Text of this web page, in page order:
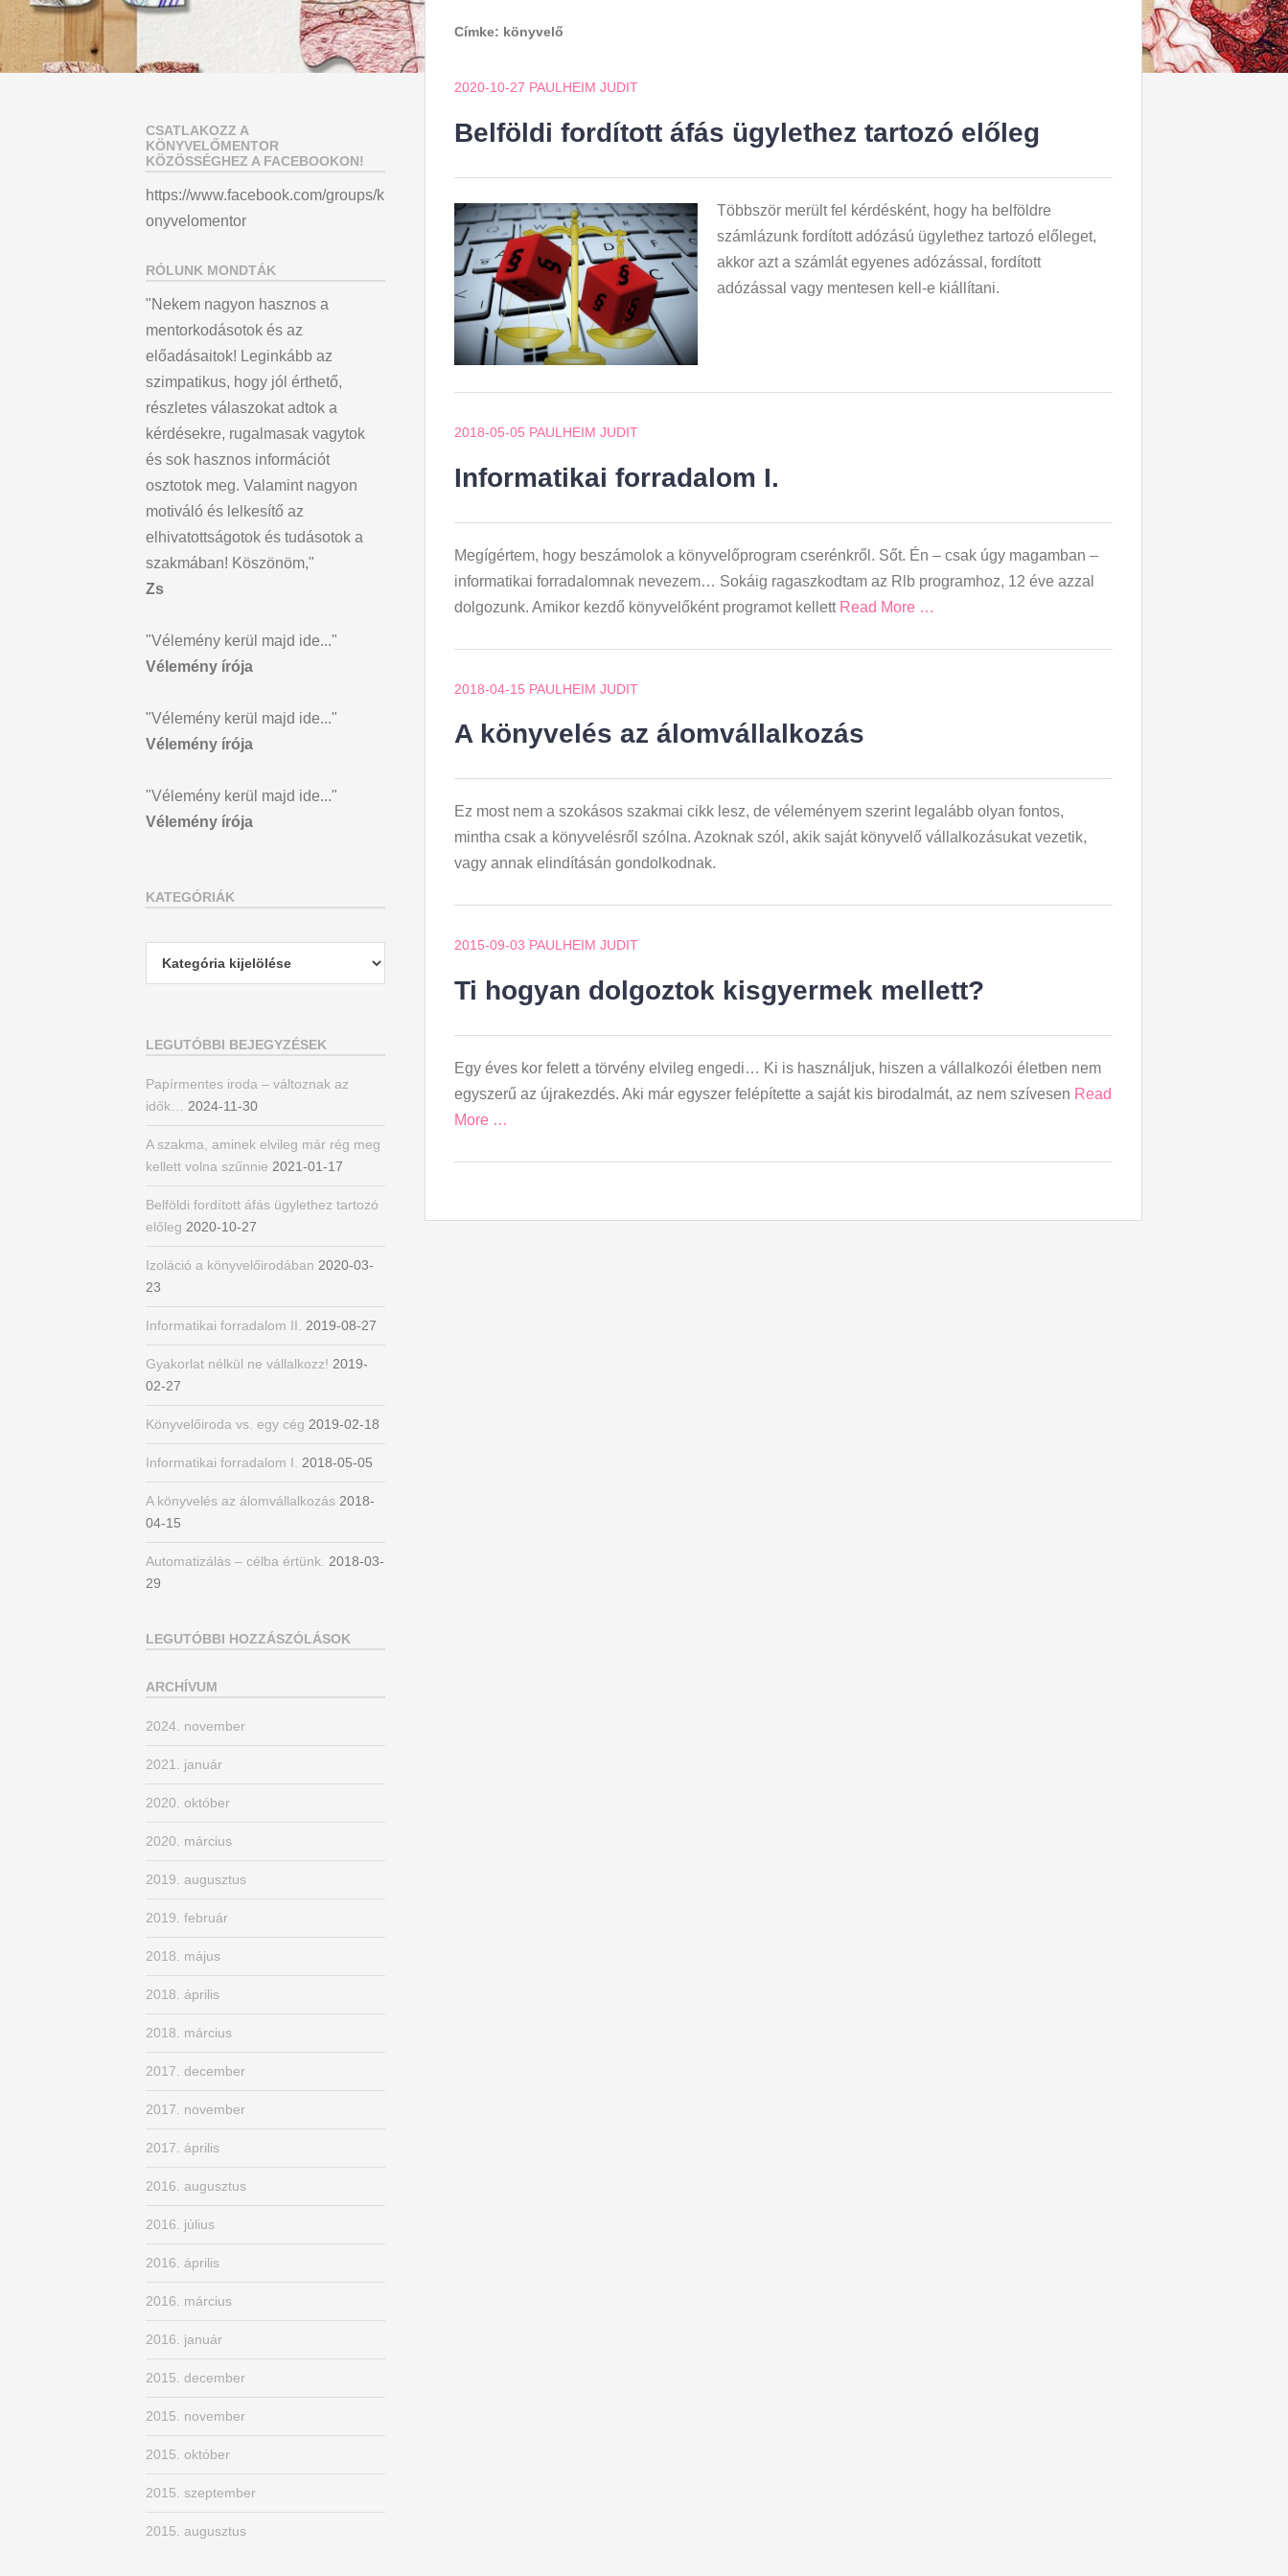
Címke: könyvelő
2020-10-27 PAULHEIM JUDIT
Belföldi fordított áfás ügylethez tartozó előleg
Többször merült fel kérdésként, hogy ha belföldre
számlázunk fordított adózású ügylethez tartozó előleget,
akkor azt a számlát egyenes adózással, fordított
adózással vagy mentesen kell-e kiállítani.
2018-05-05 PAULHEIM JUDIT
Informatikai forradalom I.
Megígértem, hogy beszámolok a könyvelőprogram cserénkről. Sőt. Én – csak úgy magamban –
informatikai forradalomnak nevezem… Sokáig ragaszkodtam az Rlb programhoz, 12 éve azzal
dolgozunk. Amikor kezdő könyvelőként programot kellett Read More …
2018-04-15 PAULHEIM JUDIT
A könyvelés az álomvállalkozás
Ez most nem a szokásos szakmai cikk lesz, de véleményem szerint legalább olyan fontos,
mintha csak a könyvelésről szólna. Azoknak szól, akik saját könyvelő vállalkozásukat vezetik,
vagy annak elindításán gondolkodnak.
2015-09-03 PAULHEIM JUDIT
Ti hogyan dolgoztok kisgyermek mellett?
Egy éves kor felett a törvény elvileg engedi… Ki is használjuk, hiszen a vállalkozói életben nem
egyszerű az újrakezdés. Aki már egyszer felépítette a saját kis birodalmát, az nem szívesen Read
More …
CSATLAKOZZ A
KÖNYVELŐMENTOR
KÖZÖSSÉGHEZ A FACEBOOKON!
https://www.facebook.com/groups/k
onyvelomentor
RÓLUNK MONDTÁK
"Nekem nagyon hasznos a
mentorkodásotok és az
előadásaitok! Leginkább az
szimpatikus, hogy jól érthető,
részletes válaszokat adtok a
kérdésekre, rugalmasak vagytok
és sok hasznos információt
osztotok meg. Valamint nagyon
motiváló és lelkesítő az
elhivatottságotok és tudásotok a
szakmában! Köszönöm,"
Zs
"Vélemény kerül majd ide..."
Vélemény írója
"Vélemény kerül majd ide..."
Vélemény írója
"Vélemény kerül majd ide..."
Vélemény írója
KATEGÓRIÁK
LEGUTÓBBI BEJEGYZÉSEK
Papírmentes iroda – változnak az
idők… 2024-11-30
A szakma, aminek elvileg már rég meg
kellett volna szűnnie 2021-01-17
Belföldi fordított áfás ügylethez tartozó
előleg 2020-10-27
Izoláció a könyvelőirodában 2020-03-
23
Informatikai forradalom II. 2019-08-27
Gyakorlat nélkül ne vállalkozz! 2019-
02-27
Könyvelőiroda vs. egy cég 2019-02-18
Informatikai forradalom I. 2018-05-05
A könyvelés az álomvállalkozás 2018-
04-15
Automatizálás – célba értünk. 2018-03-
29
LEGUTÓBBI HOZZÁSZÓLÁSOK
ARCHÍVUM
2024. november
2021. január
2020. október
2020. március
2019. augusztus
2019. február
2018. május
2018. április
2018. március
2017. december
2017. november
2017. április
2016. augusztus
2016. július
2016. április
2016. március
2016. január
2015. december
2015. november
2015. október
2015. szeptember
2015. augusztus